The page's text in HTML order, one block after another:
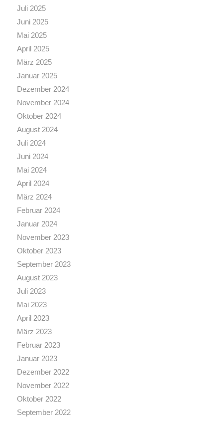
Juli 2025
Juni 2025
Mai 2025
April 2025
März 2025
Januar 2025
Dezember 2024
November 2024
Oktober 2024
August 2024
Juli 2024
Juni 2024
Mai 2024
April 2024
März 2024
Februar 2024
Januar 2024
November 2023
Oktober 2023
September 2023
August 2023
Juli 2023
Mai 2023
April 2023
März 2023
Februar 2023
Januar 2023
Dezember 2022
November 2022
Oktober 2022
September 2022